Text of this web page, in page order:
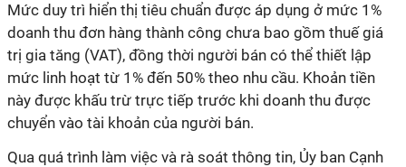
Mức duy trì hiển thị tiêu chuẩn được áp dụng ở mức 1%
doanh thu đơn hàng thành công chưa bao gồm thuế giá
trị gia tăng (VAT), đồng thời người bán có thể thiết lập
mức linh hoạt từ 1% đến 50% theo nhu cầu. Khoản tiền
này được khấu trừ trực tiếp trước khi doanh thu được
chuyển vào tài khoản của người bán.
Qua quá trình làm việc và rà soát thông tin, Ủy ban Cạnh